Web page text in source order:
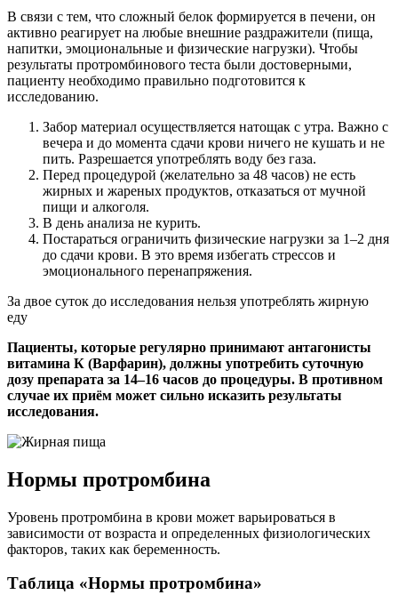
В связи с тем, что сложный белок формируется в печени, он
активно реагирует на любые внешние раздражители (пища,
напитки, эмоциональные и физические нагрузки). Чтобы
результаты протромбинового теста были достоверными,
пациенту необходимо правильно подготовится к
исследованию.
Забор материал осуществляется натощак с утра. Важно с
вечера и до момента сдачи крови ничего не кушать и не
пить. Разрешается употреблять воду без газа.
Перед процедурой (желательно за 48 часов) не есть
жирных и жареных продуктов, отказаться от мучной
пищи и алкоголя.
В день анализа не курить.
Постараться ограничить физические нагрузки за 1–2 дня
до сдачи крови. В это время избегать стрессов и
эмоционального перенапряжения.
За двое суток до исследования нельзя употреблять жирную
еду
Пациенты, которые регулярно принимают антагонисты
витамина К (Варфарин), должны употребить суточную
дозу препарата за 14–16 часов до процедуры. В противном
случае их приём может сильно исказить результаты
исследования.
Нормы протромбина
Уровень протромбина в крови может варьироваться в
зависимости от возраста и определенных физиологических
факторов, таких как беременность.
Таблица «Нормы протромбина»